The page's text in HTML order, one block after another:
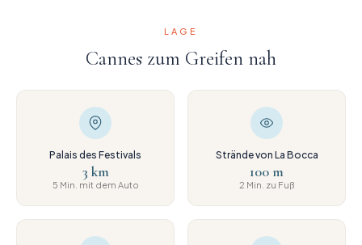
LAGE
Cannes zum Greifen nah
Palais des Festivals
3 km
5 Min. mit dem Auto
Strände von La Bocca
100 m
2 Min. zu Fuß